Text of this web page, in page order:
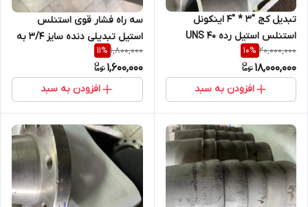
تبدیل کج "3 * "4 اینکونل
استنلس استیل رده 40 UNS
NO6625 فابریک
20,000,000
10%
18,000,000
افزودن به سبد
سه راه فشار قوی استنلس
استیل تبدیلی دنده سایز 3/4 به
جنسSA182F316/ 316 L
1,800,000
11%
1,600,000
افزودن به سبد